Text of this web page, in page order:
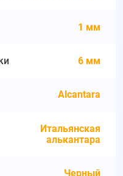
1 мм
6 мм
Alcantara
Итальянская
алькантара
Черный